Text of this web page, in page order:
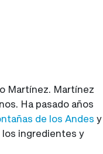
Martínez. Martínez
Ha pasado años
de los Andes y
los ingredientes y